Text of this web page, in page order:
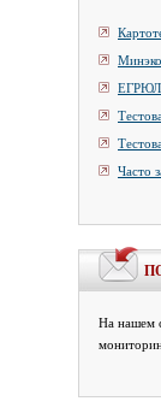
Часто
На нашем